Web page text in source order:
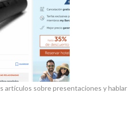
artículos sobre presentaciones y hablar